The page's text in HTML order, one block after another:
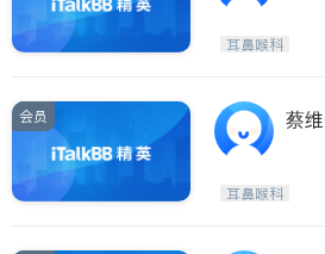
耳鼻喉科
会员 蔡
耳鼻喉科